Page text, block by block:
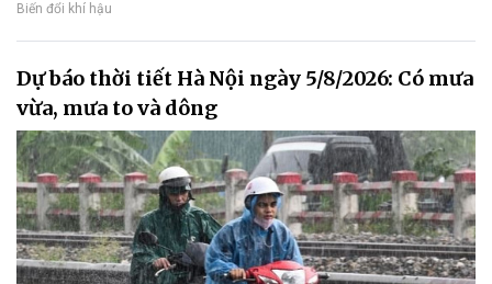
Biến đổi khí hậu
Dự báo thời tiết Hà Nội ngày 5/8/2026: Có mưa
vừa, mưa to và dông